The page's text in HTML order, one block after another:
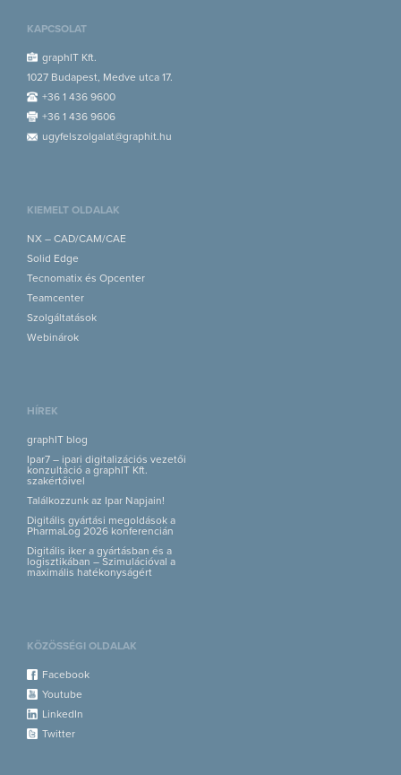
KAPCSOLAT
graphIT Kft.
1027 Budapest, Medve utca 17.
+36 1 436 9600
+36 1 436 9606
ugyfelszolgalat@graphit.hu
KIEMELT OLDALAK
NX – CAD/CAM/CAE
Solid Edge
Tecnomatix és Opcenter
Teamcenter
Szolgáltatások
Webinárok
HÍREK
graphIT blog
Ipar7 – ipari digitalizációs vezetői
konzultáció a graphIT Kft.
szakértőivel
Találkozzunk az Ipar Napjain!
Digitális gyártási megoldások a
PharmaLog 2026 konferencián
Digitális iker a gyártásban és a
logisztikában – Szimulációval a
maximális hatékonyságért
KÖZÖSSÉGI OLDALAK
Facebook
Youtube
LinkedIn
Twitter